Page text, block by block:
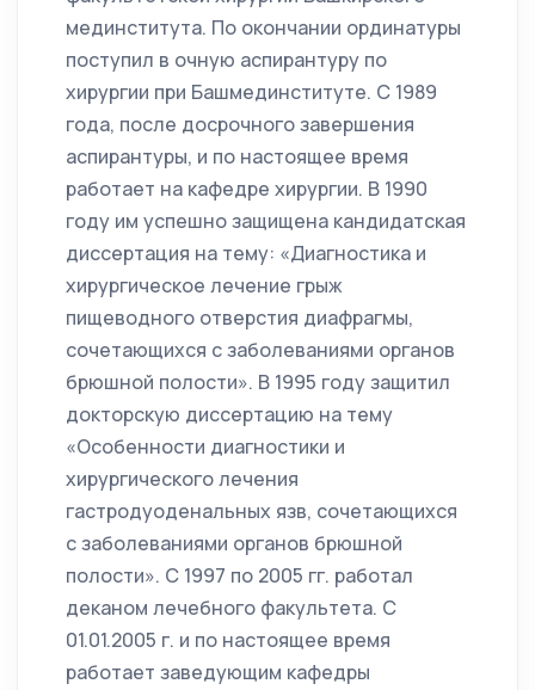
мединститута. По окончании ординатуры
поступил в очную аспирантуру по
хирургии при Башмединституте. С 1989
года, после досрочного завершения
аспирантуры, и по настоящее время
работает на кафедре хирургии. В 1990
году им успешно защищена кандидатская
диссертация на тему: «Диагностика и
хирургическое лечение грыж
пищеводного отверстия диафрагмы,
сочетающихся с заболеваниями органов
брюшной полости». В 1995 году защитил
докторскую диссертацию на тему
«Особенности диагностики и
хирургического лечения
гастродуоденальных язв, сочетающихся
с заболеваниями органов брюшной
полости». С 1997 по 2005 гг. работал
деканом лечебного факультета. С
01.01.2005 г. и по настоящее время
работает заведующим кафедры